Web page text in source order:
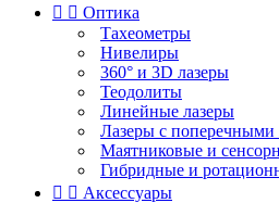
  Оптика
Тахеометры
Нивелиры
360° и 3D лазеры
Теодолиты
Линейные лазеры
Лазеры с
Маятниковые и
Гибридные и
  Аксессуары